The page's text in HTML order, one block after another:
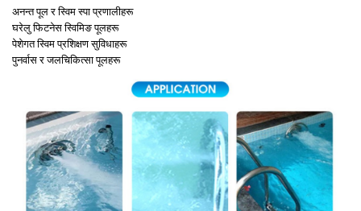
अनन्त पूल र स्विम स्पा प्रणालीहरू
घरेलु फिटनेस स्विमिङ पूलहरू
पेशेगत स्विम प्रशिक्षण सुविधाहरू
पुनर्वास र जलचिकित्सा पूलहरू